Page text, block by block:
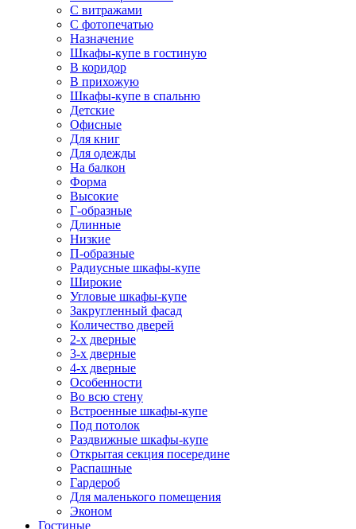
С витражами
С фотопечатью
Назначение
Шкафы-купе в гостиную
В коридор
В прихожую
Шкафы-купе в спальню
Детские
Офисные
Для книг
Для одежды
На балкон
Форма
Высокие
Г-образные
Длинные
Низкие
П-образные
Радиусные шкафы-купе
Широкие
Угловые шкафы-купе
Закругленный фасад
Количество дверей
2-х дверные
3-х дверные
4-х дверные
Особенности
Во всю стену
Встроенные шкафы-купе
Под потолок
Раздвижные шкафы-купе
Открытая секция посередине
Распашные
Гардероб
Для маленького помещения
Эконом
Гостиные